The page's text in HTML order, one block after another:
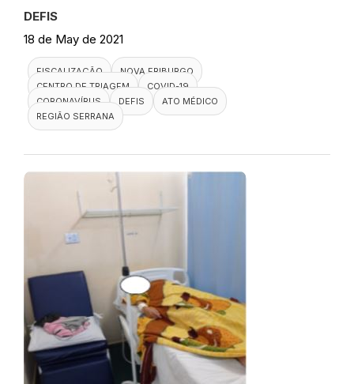
DEFIS
18 de May de 2021
FISCALIZAÇÃO
NOVA FRIBURGO
CENTRO DE TRIAGEM
COVID-19
CORONAVÍRUS
DEFIS
ATO MÉDICO
REGIÃO SERRANA